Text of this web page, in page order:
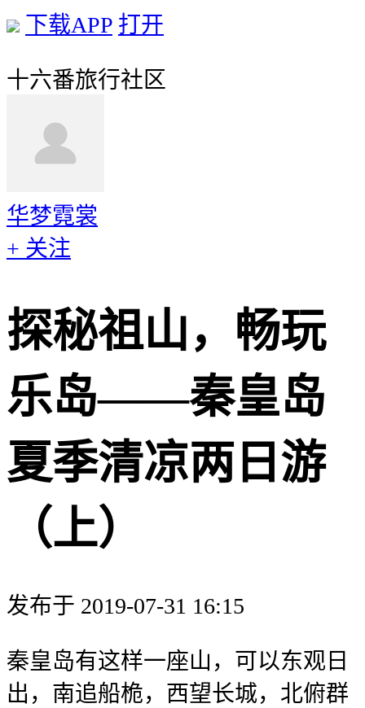
下载APP 打开
十六番旅行社区
华梦霓裳
+ 关注
探秘祖山，畅玩
乐岛——秦皇岛
夏季清凉两日游
（上）
发布于 2019-07-31 16:15
秦皇岛有这样一座山，可以东观日
出，南追船桅，西望长城，北俯群